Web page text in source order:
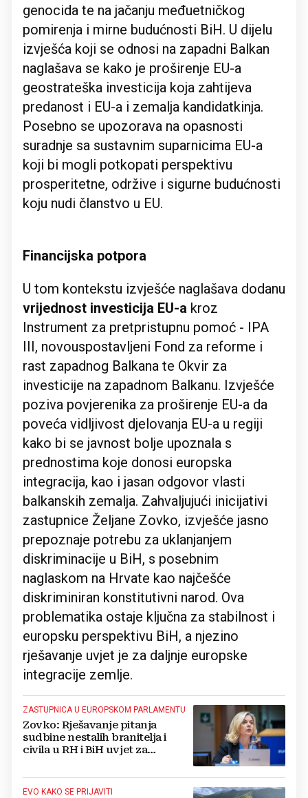
genocida te na jačanju međuetničkog
pomirenja i mirne budućnosti BiH. U dijelu
izvješća koji se odnosi na zapadni Balkan
naglašava se kako je proširenje EU-a
geostrateška investicija koja zahtijeva
predanost i EU-a i zemalja kandidatkinja.
Posebno se upozorava na opasnosti
suradnje sa sustavnim suparnicima EU-a
koji bi mogli potkopati perspektivu
prosperitetne, održive i sigurne budućnosti
koju nudi članstvo u EU.
Financijska potpora
U tom kontekstu izvješće naglašava dodanu
vrijednost investicija EU-a kroz
Instrument za pretpristupnu pomoć - IPA
III, novouspostavljeni Fond za reforme i
rast zapadnog Balkana te Okvir za
investicije na zapadnom Balkanu. Izvješće
poziva povjerenika za proširenje EU-a da
poveća vidljivost djelovanja EU-a u regiji
kako bi se javnost bolje upoznala s
prednostima koje donosi europska
integracija, kao i jasan odgovor vlasti
balkanskih zemalja. Zahvaljujući inicijativi
zastupnice Željane Zovko, izvješće jasno
prepoznaje potrebu za uklanjanjem
diskriminacije u BiH, s posebnim
naglaskom na Hrvate kao najčešće
diskriminiran konstitutivni narod. Ova
problematika ostaje ključna za stabilnost i
europsku perspektivu BiH, a njezino
rješavanje uvjet je za daljnje europske
integracije zemlje.
ZASTUPNICA U EUROPSKOM PARLAMENTU
Zovko: Rješavanje pitanja
sudbine nestalih branitelja i
civila u RH i BiH uvjet za
EVO KAKO SE PRIJAVITI